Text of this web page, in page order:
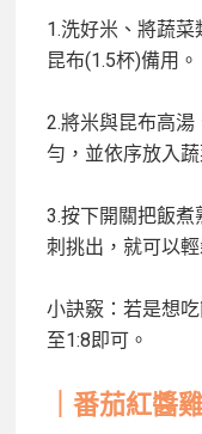
1.洗好米、將蔬
昆布(1.5杯)備用。
2.將米與昆布高
勻，並依序放入
3.按下開關把飯
刺挑出，就可以輕
小訣竅：若是想
至1:8即可。
｜番茄紅醬